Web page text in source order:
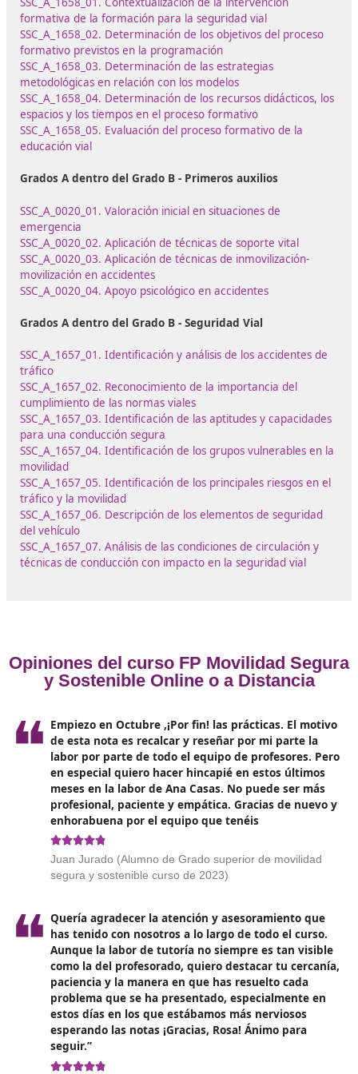
enseñanza, la innovación tecnológica y el compromiso
con la seguridad vial y el respeto al medio ambiente.
Desagregación parcial en grados
de Técnico Superior en
la Movilidad Segura y
En elRD 208/2025, de 18 de marzo, el título de grado
Técnico Superior en Formación para la Movilidad
Sostenible, se desagrega en:
-4 Certificados Profesionales de grado C,referidos a
Certificados Profesionales con unidades de
completas.
En relación con eltítulo de grado D: Técnico
Formación para la Movilidad Segura y Sostenible
establecen los siguientes
SSC_C_013_5B: Desarrollo de programas de
en instituciones públicas y privadas.
SSC_C_014_5B: Asesoría en movilidad segura y
- 6 Certificados de Competencia de grado Ben
En relación con eltítulo de grado D: Técnico
Formación para la Movilidad Segura y Sostenible
establecen los siguientesCertificados de
SSC_B_1657. Seguridad vial
SSC_B_0020. Primeros auxilios.
conducción
SSC_B_1652. Organización de la formación de las
conductoras.
SSC_B_1658. Didáctica de la formación para la
vial.
SSC_B_1651. Tráfico, circulación de vehículos y
por carretera